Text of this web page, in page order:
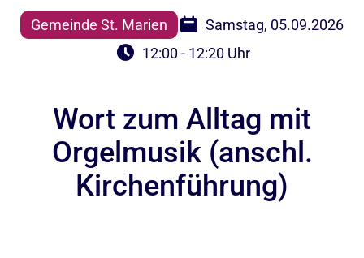
Gemeinde St. Marien
Samstag, 05.09.2026
12:00 - 12:20 Uhr
Wort zum Alltag mit
Orgelmusik (anschl.
Kirchenführung)